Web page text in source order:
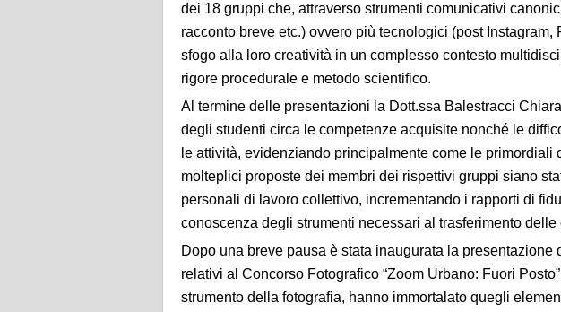
dei 18 gruppi che, attraverso strumenti comunicativi
racconto breve etc.) ovvero più tecnologici (post Instagram,
sfogo alla loro creatività in un complesso contesto
rigore procedurale e metodo scientifico.
Al termine delle presentazioni la Dott.ssa Balestracci
degli studenti circa le competenze acquisite nonché le
le attività, evidenziando principalmente come le primordiali
molteplici proposte dei membri dei rispettivi gruppi siano
personali di lavoro collettivo, incrementando i rapporti di
conoscenza degli strumenti necessari al trasferimento delle
Dopo una breve pausa è stata inaugurata la presentazione
relativi al Concorso Fotografico “Zoom Urbano: Fuori
strumento della fotografia, hanno immortalato quegli